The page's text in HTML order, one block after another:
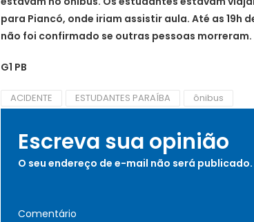
para Piancó, onde iriam assistir aula. Até as 19h
não foi confirmado se outras pessoas morreram.
G1 PB
ACIDENTE ESTUDANTES PARAÍBA ônibus
Escreva sua opinião
O seu endereço de e-mail não será publicado.
Comentário